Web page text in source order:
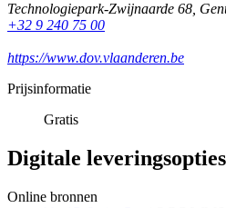
Technologiepark-Zwijnaarde 68,
+32 9 240 75 00
https://www.dov.vlaanderen.be
Prijsinformatie
Gratis
Digitale leveringsopties
Online bronnen